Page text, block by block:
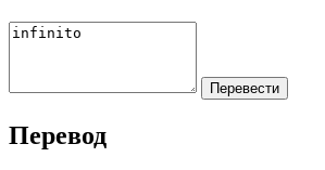
Перевод